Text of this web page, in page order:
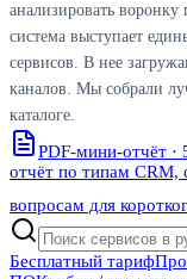
анализировать
система выступает
сервисов. В нее
каналов. Мы собрали
каталоге.
PDF-мини-отчёт ·
отчёт по типам CRM,
вопросам для
Бесплатный тариф